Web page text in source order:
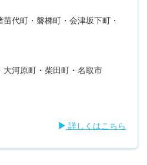
代町・磐梯町・会津坂下町・
大河原町・柴田町・名取市
詳しくはこちら